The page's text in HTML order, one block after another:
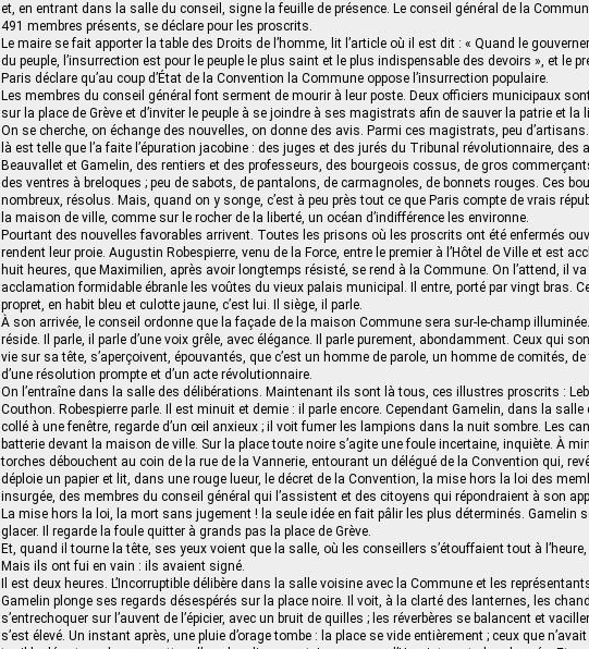
et, en entrant dans la salle du conseil, signe la feuille de présence. Le conseil général de la
491 membres présents, se déclare pour les proscrits.
Le maire se fait apporter la table des Droits de l’homme, lit l’article où il est dit : « Quand le
du peuple, l’insurrection est pour le peuple le plus saint et le plus indispensable des devoirs », et le
Paris déclare qu’au coup d’État de la Convention la Commune oppose l’insurrection populaire.
Les membres du conseil général font serment de mourir à leur poste. Deux officiers municipaux
sur la place de Grève et d’inviter le peuple à se joindre à ses magistrats afin de sauver la patrie et la
On se cherche, on échange des nouvelles, on donne des avis. Parmi ces magistrats, peu
là est telle que l’a faite l’épuration jacobine : des juges et des jurés du Tribunal révolutionnaire, des
Beauvallet et Gamelin, des rentiers et des professeurs, des bourgeois cossus, de gros
des ventres à breloques ; peu de sabots, de pantalons, de carmagnoles, de bonnets rouges. Ces
nombreux, résolus. Mais, quand on y songe, c’est à peu près tout ce que Paris compte de vrais
la maison de ville, comme sur le rocher de la liberté, un océan d’indifférence les environne.
Pourtant des nouvelles favorables arrivent. Toutes les prisons où les proscrits ont été enfermés
rendent leur proie. Augustin Robespierre, venu de la Force, entre le premier à l’Hôtel de Ville et est
huit heures, que Maximilien, après avoir longtemps résisté, se rend à la Commune. On l’attend, il
acclamation formidable ébranle les voûtes du vieux palais municipal. Il entre, porté par vingt bras.
propret, en habit bleu et culotte jaune, c’est lui. Il siège, il parle.
À son arrivée, le conseil ordonne que la façade de la maison Commune sera sur-le-champ
réside. Il parle, il parle d’une voix grêle, avec élégance. Il parle purement, abondamment. Ceux qui
vie sur sa tête, s’aperçoivent, épouvantés, que c’est un homme de parole, un homme de comités,
d’une résolution prompte et d’un acte révolutionnaire.
On l’entraîne dans la salle des délibérations. Maintenant ils sont là tous, ces illustres proscrits :
Couthon. Robespierre parle. Il est minuit et demie : il parle encore. Cependant Gamelin, dans la
collé à une fenêtre, regarde d’un œil anxieux ; il voit fumer les lampions dans la nuit sombre. Les
batterie devant la maison de ville. Sur la place toute noire s’agite une foule incertaine, inquiète. À
torches débouchent au coin de la rue de la Vannerie, entourant un délégué de la Convention qui,
déploie un papier et lit, dans une rouge lueur, le décret de la Convention, la mise hors la loi des
insurgée, des membres du conseil général qui l’assistent et des citoyens qui répondraient à son
La mise hors la loi, la mort sans jugement ! la seule idée en fait pâlir les plus déterminés. Gamelin
glacer. Il regarde la foule quitter à grands pas la place de Grève.
Et, quand il tourne la tête, ses yeux voient que la salle, où les conseillers s’étouffaient tout à
Mais ils ont fui en vain : ils avaient signé.
Il est deux heures. L’Incorruptible délibère dans la salle voisine avec la Commune et les
Gamelin plonge ses regards désespérés sur la place noire. Il voit, à la clarté des lanternes, les
s’entrechoquer sur l’auvent de l’épicier, avec un bruit de quilles ; les réverbères se balancent et
s’est élevé. Un instant après, une pluie d’orage tombe : la place se vide entièrement ; ceux que